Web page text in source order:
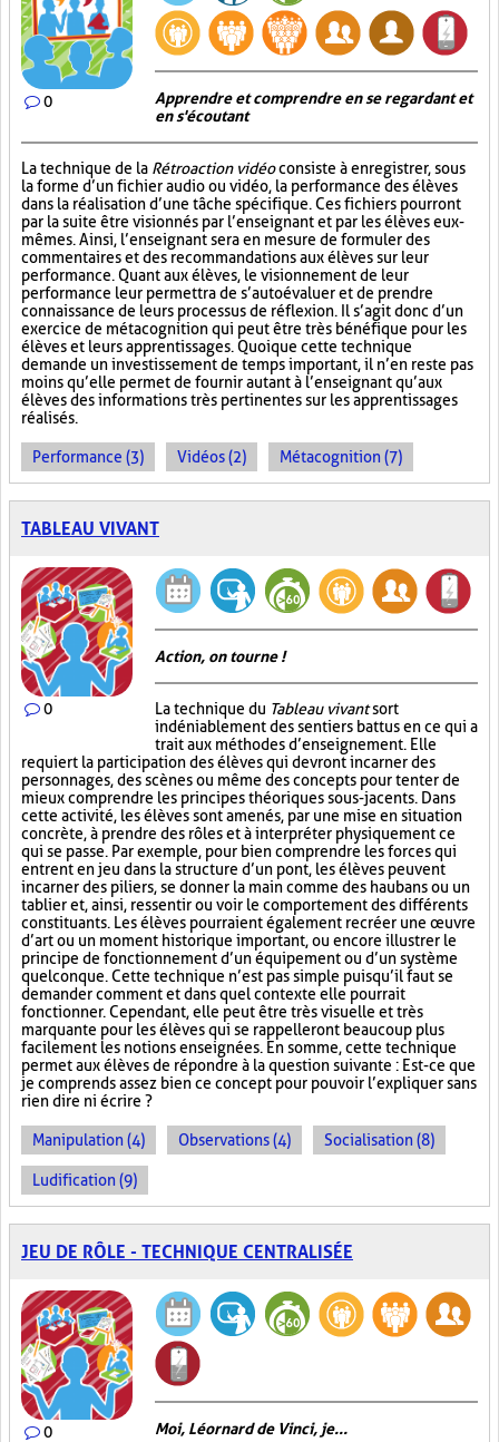
0
Apprendre et comprendre en se regardant et
en s'écoutant
La technique de la Rétroaction vidéoconsiste à enregistrer, sous
la forme d’un fichier audio ou vidéo, la performance des élèves
dans la réalisation d’une tâche spécifique. Ces fichiers pourront
par la suite être visionnés par l’enseignant et par les élèves eux-
mêmes. Ainsi, l’enseignant sera en mesure de formuler des
commentaires et des recommandations aux élèves sur leur
performance. Quant aux élèves, le visionnement de leur
performance leur permettra de s’autoévaluer et de prendre
connaissance de leurs processus de réflexion. Il s’agit donc d’un
exercice de métacognition qui peut être très bénéfique pour les
élèves et leurs apprentissages. Quoique cette technique
demande un investissement de temps important, il n’en reste pas
moins qu’elle permet de fournir autant à l’enseignant qu’aux
élèves des informations très pertinentes sur les apprentissages
réalisés.
Performance (3) Vidéos (2) Métacognition (7)
TABLEAU VIVANT
0
Action, on tourne !
La technique du Tableau vivantsort
indéniablement des sentiers battus en ce qui a
trait aux méthodes d’enseignement. Elle
requiert la participation des élèves qui devront incarner des
personnages, des scènes ou même des concepts pour tenter de
mieux comprendre les principes théoriques sous-jacents. Dans
cette activité, les élèves sont amenés, par une mise en situation
concrète, à prendre des rôles et à interpréter physiquement ce
qui se passe. Par exemple, pour bien comprendre les forces qui
entrent en jeu dans la structure d’un pont, les élèves peuvent
incarner des piliers, se donner la main comme des haubans ou un
tablier et, ainsi, ressentir ou voir le comportement des différents
constituants. Les élèves pourraient également recréer une œuvre
d’art ou un moment historique important, ou encore illustrer le
principe de fonctionnement d’un équipement ou d’un système
quelconque. Cette technique n’est pas simple puisqu’il faut se
demander comment et dans quel contexte elle pourrait
fonctionner. Cependant, elle peut être très visuelle et très
marquante pour les élèves qui se rappelleront beaucoup plus
facilement les notions enseignées. En somme, cette technique
permet aux élèves de répondre à la question suivante : Est-ce que
je comprends assez bien ce concept pour pouvoir l’expliquer sans
rien dire ni écrire ?
Manipulation (4) Observations (4) Socialisation (8)
Ludification (9)
JEU DE RÔLE - TECHNIQUE CENTRALISÉE
0 Moi, Léornard de Vinci, je...